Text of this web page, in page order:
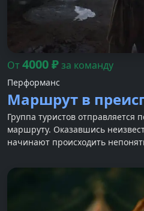
От4000₽за команду
Перформанс
Маршрут в
Группа туристов отправляется
маршруту. Оказавшись
начинают происходить